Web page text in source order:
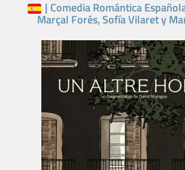
| Comedia Romántica
Marçal Forés, Sofía Vilaret y